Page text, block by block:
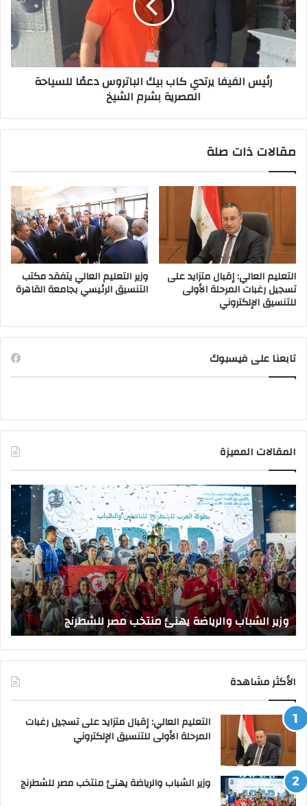
بيك
الباتروس
دعمًا
للسياحة
المصرية
رئيس الفيفا يرتدي كاب بيك الباتروس دعمًا للسياحة
المصرية بشرم الشيخ
مقالات ذات صلة
التعليم العالي: إقبال متزايد على
تسجيل رغبات المرحلة الأولى
للتنسيق الإلكتروني
وزير التعليم العالي يتفقد مكتب
التنسيق الرئيسي بجامعة القاهرة
تابعنا على فيسبوك
المقالات المميزة
وزير
الشباب
والرياضة
يهنئ
منتخب
مصر
للشطرنج
وزير الشباب والرياضة يهنئ منتخب مصر للشطرنج
الأكثر مشاهدة
التعليم العالي: إقبال متزايد على تسجيل رغبات
المرحلة الأولى للتنسيق الإلكتروني
وزير الشباب والرياضة يهنئ منتخب مصر للشطرنج